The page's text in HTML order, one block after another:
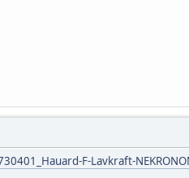
F-Lavkraft-